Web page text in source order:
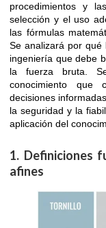
procedimientos y
selección y el uso
las fórmulas
Se analizará por qué
ingeniería que debe
la fuerza bruta.
conocimiento que
decisiones
la seguridad y la
aplicación del
1. Definiciones
afines